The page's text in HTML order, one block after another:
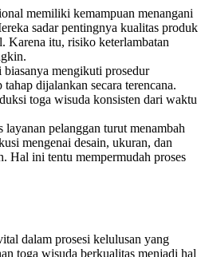
memiliki kemampuan menangani
sadar pentingnya kualitas produk
Karena itu, risiko keterlambatan
mengikuti prosedur
dijalankan secara terencana.
toga wisuda konsisten dari waktu
pelanggan turut menambah
mengenai desain, ukuran, dan
Hal ini tentu mempermudah proses
dalam prosesi kelulusan yang
toga wisuda berkualitas menjadi hal